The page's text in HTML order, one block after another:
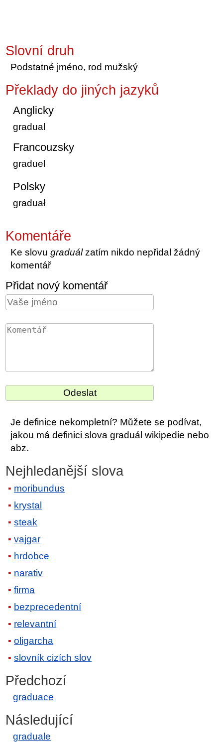
Slovní druh
Podstatné jméno, rod mužský
Překlady do jiných jazyků
Anglicky
gradual
Francouzsky
graduel
Polsky
graduał
Komentáře
Ke slovugraduálzatím nikdo nepřidal žádný
komentář
Přidat nový komentář
Je definice nekompletní? Můžete se podívat,
jakou má definici slova graduál wikipedie nebo
abz.
Nejhledanější slova
moribundus
krystal
steak
vajgar
hrdobce
narativ
firma
bezprecedentní
relevantní
oligarcha
slovník cizích slov
Předchozí
graduace
Následující
graduale